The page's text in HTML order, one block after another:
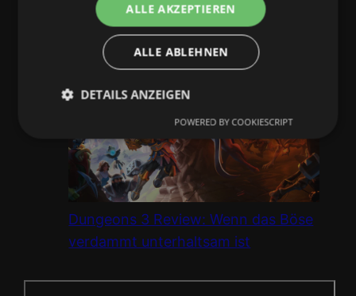
Neuster Beitrag
Dungeons 3 Review: Wenn das Böse
verdammt unterhaltsam ist
ALLE AKZEPTIEREN
ALLE ABLEHNEN
DETAILS ANZEIGEN
POWERED BY COOKIESCRIPT